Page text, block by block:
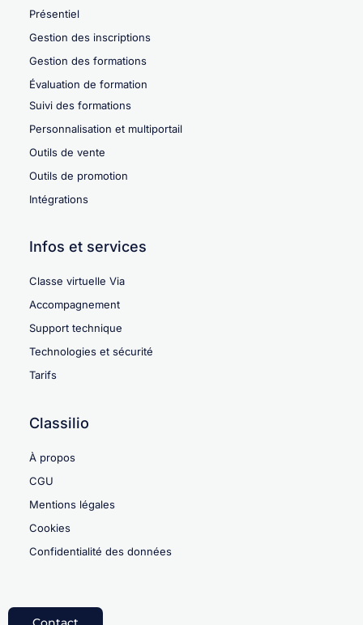
Présentiel
Gestion des inscriptions
Gestion des formations
Évaluation de formation
Suivi des formations
Personnalisation et multiportail
Outils de vente
Outils de promotion
Intégrations
Infos et services
Classe virtuelle Via
Accompagnement
Support technique
Technologies et sécurité
Tarifs
Classilio
À propos
CGU
Mentions légales
Cookies
Confidentialité des données